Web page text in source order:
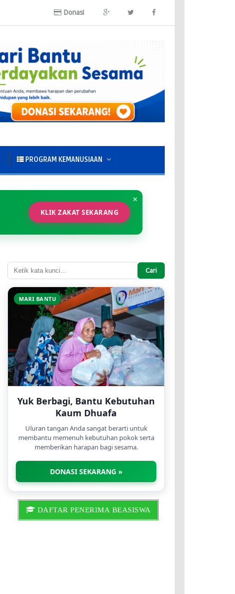
Donasi
PROGRAM KEMANUSIAAN
×
KLIK ZAKAT SEKARANG
Cari
MARI BANTU
Yuk Berbagi, Bantu Kebutuhan
Kaum Dhuafa
Uluran tangan Anda sangat berarti untuk
membantu memenuh kebutuhan pokok serta
memberikan harapan bagi sesama.
DONASI SEKARANG »
DAFTAR PENERIMA BEASISWA